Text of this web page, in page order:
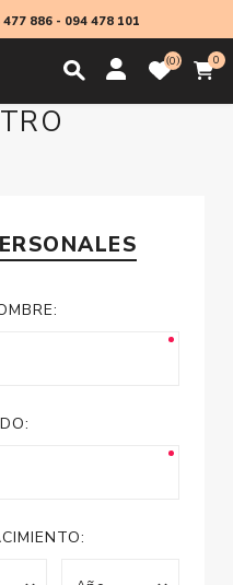
477 886- 094 478 101
0 0